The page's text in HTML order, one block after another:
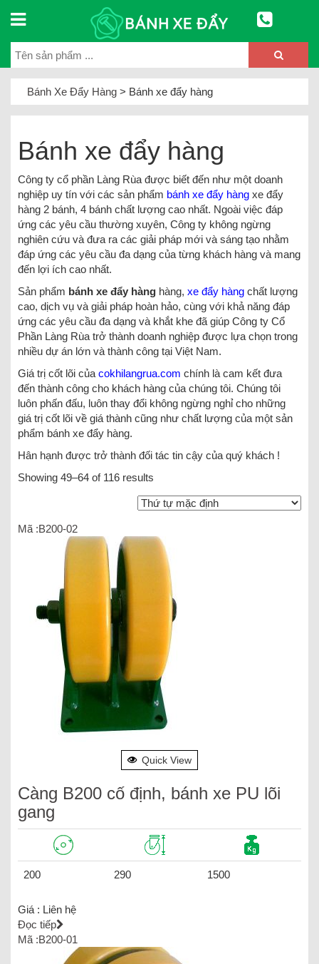
Bánh Xe Đẩy Hàng > Bánh xe đẩy hàng
Bánh xe đẩy hàng
Công ty cổ phần Làng Rùa được biết đến như một doanh
nghiệp uy tín với các sản phẩm bánh xe đẩy hàng xe đẩy
hàng 2 bánh, 4 bánh chất lượng cao nhất. Ngoài việc đáp
ứng các yêu cầu thường xuyên, Công ty không ngừng
nghiên cứu và đưa ra các giải pháp mới và sáng tạo nhằm
đáp ứng các yêu cầu đa dạng của từng khách hàng và mang
đến lợi ích cao nhất.
Sản phẩm bánh xe đẩy hàng hàng, xe đẩy hàng chất lượng
cao, dịch vụ và giải pháp hoàn hảo, cùng với khả năng đáp
ứng các yêu cầu đa dạng và khắt khe đã giúp Công ty Cổ
Phần Làng Rùa trở thành doanh nghiệp được lựa chọn trong
nhiều dự án lớn và thành công tại Việt Nam.
Giá trị cốt lõi của cokhilangrua.com chính là cam kết đưa
đến thành công cho khách hàng của chúng tôi. Chúng tôi
luôn phấn đấu, luôn thay đổi không ngừng nghỉ cho những
giá trị cốt lõi về giá thành cũng như chất lượng của một sản
phẩm bánh xe đẩy hàng.
Hân hạnh được trở thành đối tác tin cậy của quý khách !
Showing 49–64 of 116 results
Mã :B200-02
Quick View
Càng B200 cố định, bánh xe PU lõi
gang
200 290 1500
Giá : Liên hệ
Đọc tiếp
Mã :B200-01